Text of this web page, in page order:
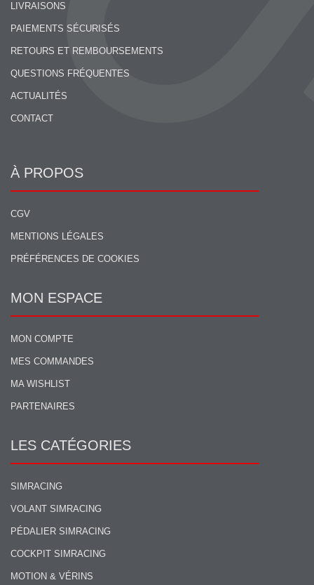
LIVRAISONS
PAIEMENTS SÉCURISÉS
RETOURS ET REMBOURSEMENTS
QUESTIONS FRÉQUENTES
ACTUALITÉS
CONTACT
À PROPOS
CGV
MENTIONS LÉGALES
PRÉFÉRENCES DE COOKIES
MON ESPACE
MON COMPTE
MES COMMANDES
MA WISHLIST
PARTENAIRES
LES CATÉGORIES
SIMRACING
VOLANT SIMRACING
PÉDALIER SIMRACING
COCKPIT SIMRACING
MOTION & VÉRINS